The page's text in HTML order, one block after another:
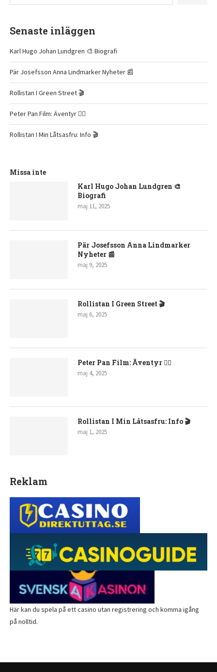
Senaste inläggen
Karl Hugo Johan Lundgren 🎨 Biografi
Pär Josefsson Anna Lindmarker Nyheter 📰
Rollistan I Green Street 🎬
Peter Pan Film: Äventyr 🧚‍♂️
Rollistan I Min Låtsasfru: Info 🎬
Missa inte
Karl Hugo Johan Lundgren 🎨
Biografi
maj 11, 2025
Pär Josefsson Anna Lindmarker
Nyheter 📰
maj 9, 2025
Rollistan I Green Street 🎬
maj 6, 2025
Peter Pan Film: Äventyr 🧚‍♂️
maj 4, 2025
Rollistan I Min Låtsasfru: Info 🎬
maj 1, 2025
Reklam
Här kan du spela på ettcasino utan registrering och komma igång
på nolltid.